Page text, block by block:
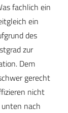
fachlich ein
ein
des
zur
Dem
gerecht
nicht
nach